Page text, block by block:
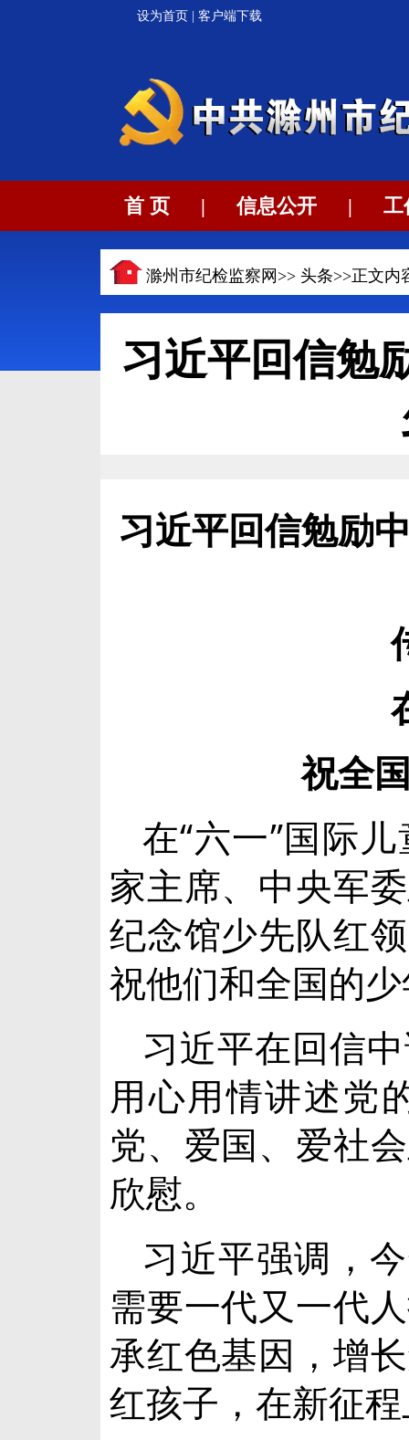
设为首页 客户端下载
首 页 | 信息公开 | 工
滁州市纪检监察网>> 头条>>正文内
习近平回信勉
习近平回信勉励
祝全
在“六一”国际
家主席、中央军
纪念馆少先队红
祝他们和全国的
习近平在回信
用心用情讲述党
党、爱国、爱社
欣慰。
习近平强调，
需要一代又一代
承红色基因，增
红孩子，在新征